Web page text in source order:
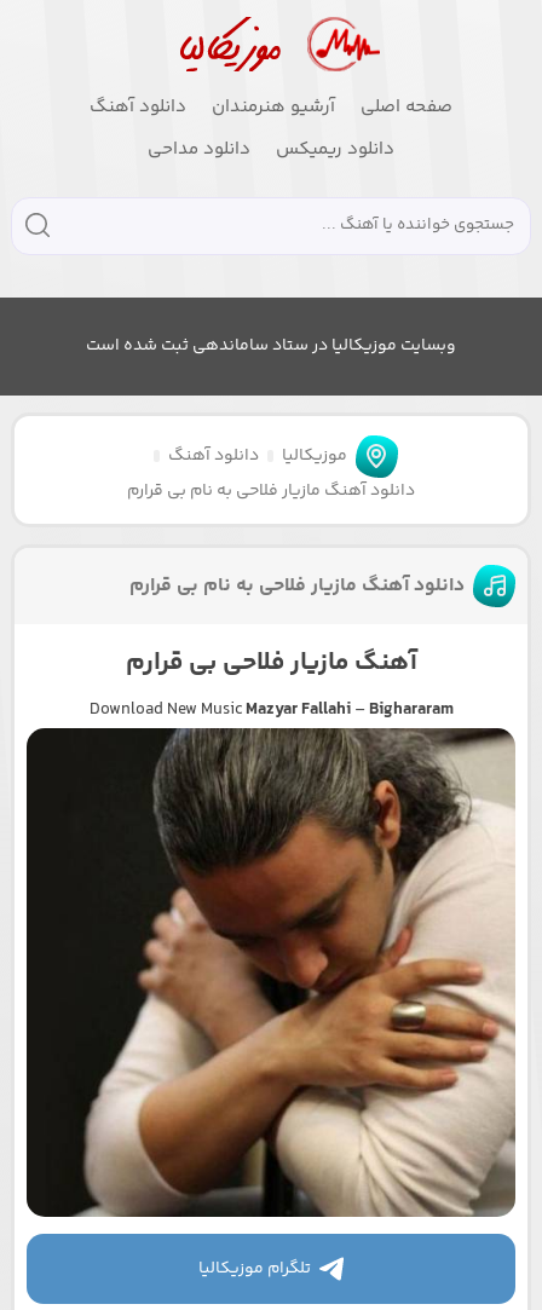
صفحه اصلی آرشیو هنرمندان
دانلود آهنگ
دانلود ریمیکس
دانلود مداحی
وبسایت موزیکالیا در ستاد ساماندهی ثبت شده است
موزیکالیا
دانلود آهنگ
دانلود آهنگ مازیار فلاحی به نام بی قرارم
دانلود آهنگ مازیار فلاحی به نام بی قرارم
آهنگ مازیار فلاحی بی قرارم
Download New MusicMazyar Fallahi– Bighararam
تلگرام موزیکالیا